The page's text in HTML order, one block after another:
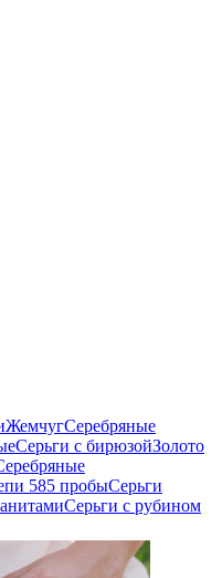
ЖемчугСеребряные
Серьги с бирюзойЗолото
585 пробыСерьги
Серьги с рубином